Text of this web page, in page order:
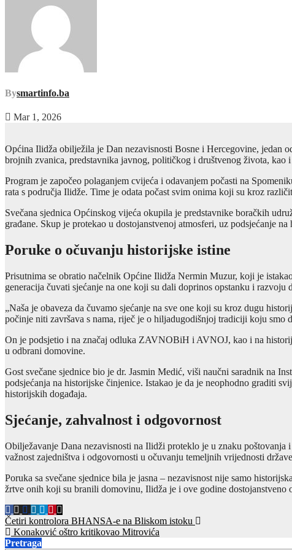
Bysmartinfo.ba
Mar 1, 2026
Općina Ilidža obilježila je Dan nezavisnosti Bosne i Hercegovine, jedan
brojnih zvanica, predstavnika javnog, političkog i društvenog života,
Program je započeo polaganjem cvijeća i odavanjem počasti na
rata s područja Ilidže. Time je odata počast svim onima koji su kroz
Svečana sjednica Općinskog vijeća okupila je predstavnike boračkih
građane. Skup je protekao u dostojanstvenoj atmosferi, uz podsjećanje
Poruke o očuvanju historijske istine
Prisutnima se obratio načelnik Općine Ilidža Nermin Muzur, koji je
generacija čuvati sjećanje na one koji su dali doprinos opstanku i razvoju
„Naša je obaveza da čuvamo sjećanje na sve one koji su kroz dugu
počinje niti završava s nama, riječ je o hiljadugodišnjoj tradiciji koju
On je podsjetio i na značaj odluka ZAVNOBiH i AVNOJ, kao i na
u odbrani domovine.
Gost svečane sjednice bio je dr. Jasmin Medić, viši naučni saradnik na
podsjećanja na historijske činjenice. Istakao je da je neophodno graditi
historijskih događaja.
Sjećanje, zahvalnost i odgovornost
Obilježavanje Dana nezavisnosti na Ilidži proteklo je u znaku
važnost zajedništva i odgovornosti u očuvanju temeljnih vrijednosti
Poruka sa svečane sjednice bila je jasna – nezavisnost nije samo
žrtve onih koji su branili domovinu, Ilidža je i ove godine
Post
navigation
Četiri kontrolora BHANSA-e na Bliskom istoku
Konaković oštro kritikovao Mitrovića
Pretraga